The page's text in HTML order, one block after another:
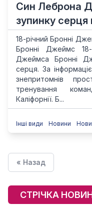
Син Леброна
зупинку
18-річний Бронні
Бронні Джеймс
Джеймса Бронні
серця. За
знепритомнів
тренування
Каліфорнії. Б...
Інші види Новини
« Назад
СТРІЧКА